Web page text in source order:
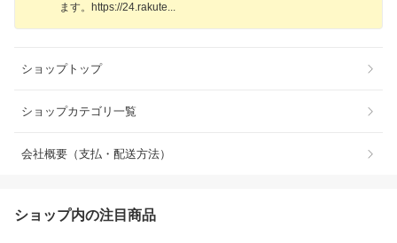
ます。https://24.rakute
ショップトップ
ショップカテゴリ一覧
会社概要（支払・配送方法）
ショップ内の注目商品